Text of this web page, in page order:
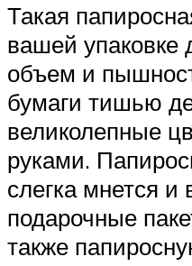
Такая
вашей упаковке
объем и
бумаги тишью
великолепные
руками.
слегка мнется и
подарочные
также